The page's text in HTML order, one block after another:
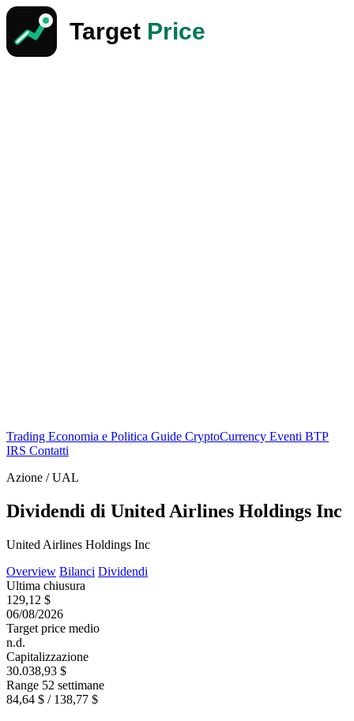
Trading Economia e Politica Guide CryptoCurrency Eventi BTP
IRS Contatti
Azione / UAL
Dividendi di United Airlines Holdings Inc
United Airlines Holdings Inc
Overview Bilanci Dividendi
Ultima chiusura
129,12 $
06/08/2026
Target price medio
n.d.
Capitalizzazione
30.038,93 $
Range 52 settimane
84,64 $ / 138,77 $